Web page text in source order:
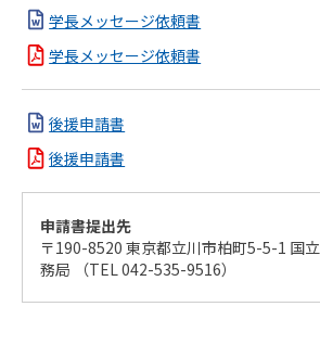
学長メッセージ依頼書
学長メッセージ依頼書
後援申請書
後援申請書
申請書提出先
〒190-8520 東京都立川市柏町5-5-1 国
務局 （TEL 042-535-9516）